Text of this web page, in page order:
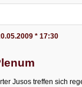
* 17:30
Jusos treffen sich